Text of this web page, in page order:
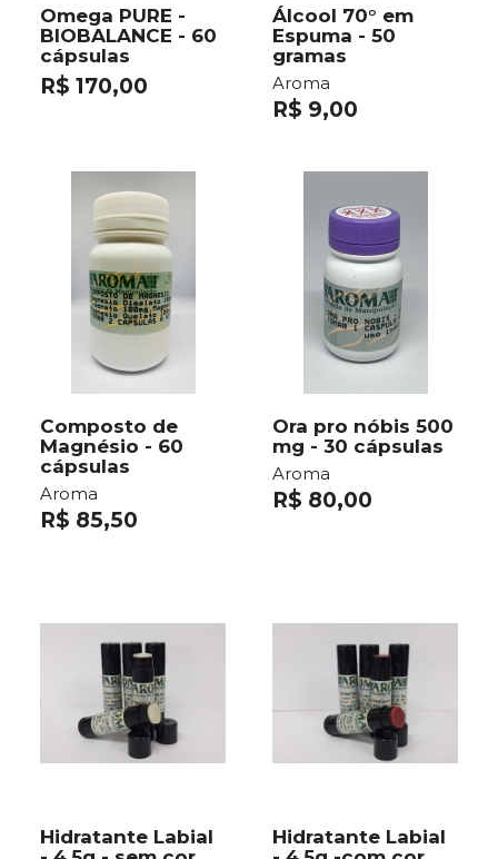
Omega PURE -
BIOBALANCE - 60
cápsulas
R$ 170,00
Álcool 70° em
Espuma - 50
gramas
Aroma
R$ 9,00
Composto de
Magnésio - 60
cápsulas
Aroma
R$ 85,50
Ora pro nóbis 500
mg - 30 cápsulas
Aroma
R$ 80,00
Hidratante Labial
Hidratante Labial